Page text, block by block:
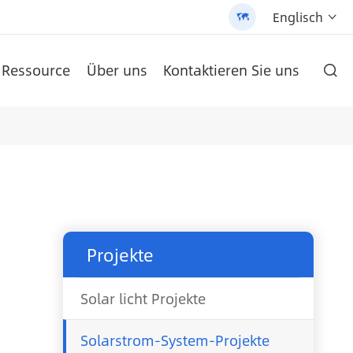
 Englisch 
Ressource Über uns Kontaktieren Sie uns 
Projekte
Solar licht Projekte
Solarstrom-System-Projekte